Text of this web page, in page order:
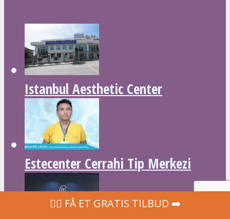
Istanbul Aesthetic Center
Estecenter Cerrahi Tip Merkezi
‍👩‍⚕ FÅ ET GRATIS TILBUD ➡️